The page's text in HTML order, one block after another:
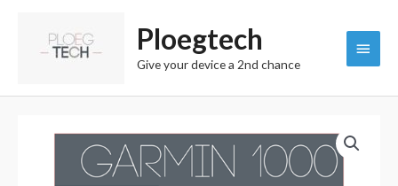
contenu
Ploegtech
Give your device a 2nd chance
Menu